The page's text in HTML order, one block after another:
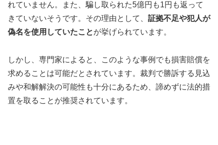
れていません。また、騙し取られた5億円も1円も返って
きていないそうです。その理由として、 証拠不足や犯人が
偽名を使用していたことが挙げられています。
しかし、専門家によると、このような事例でも損害賠償を
求めることは可能だとされています。裁判で勝訴する見込
みや和解解決の可能性も十分にあるため、諦めずに法的措
置を取ることが推奨されています。